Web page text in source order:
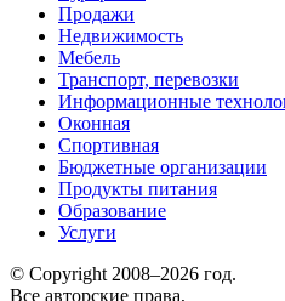
Продажи
Недвижимость
Мебель
Транспорт, перевозки
Информационные
Оконная
Спортивная
Бюджетные организации
Продукты питания
Образование
Услуги
© Copyright 2008–2026 год.
Все авторские права,